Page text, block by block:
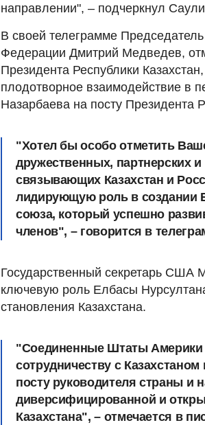
направлении", – подчеркнул
В своей телеграмме
Федерации Дмитрий Медведев,
Президента Республики
плодотворное взаимодействие в
Назарбаева на посту Президента
"Хотел бы особо отметить
дружественных, партнерских
связывающих Казахстан и
лидирующую роль в создании
союза, который успешно
членов", – говорится в
Государственный секретарь США
ключевую роль Елбасы
становления Казахстана.
"Соединенные Штаты Америки
сотрудничеству с
посту руководителя страны и
диверсифицированной и
Казахстана", – отмечается в